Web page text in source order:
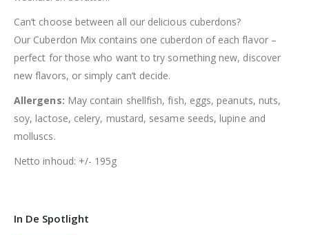
Can’t choose between all our delicious cuberdons?
Our Cuberdon Mix contains one cuberdon of each flavor –
perfect for those who want to try something new, discover
new flavors, or simply can’t decide.
Allergens: May contain shellfish, fish, eggs, peanuts, nuts,
soy, lactose, celery, mustard, sesame seeds, lupine and
molluscs.
Netto inhoud: +/- 195g
In De Spotlight